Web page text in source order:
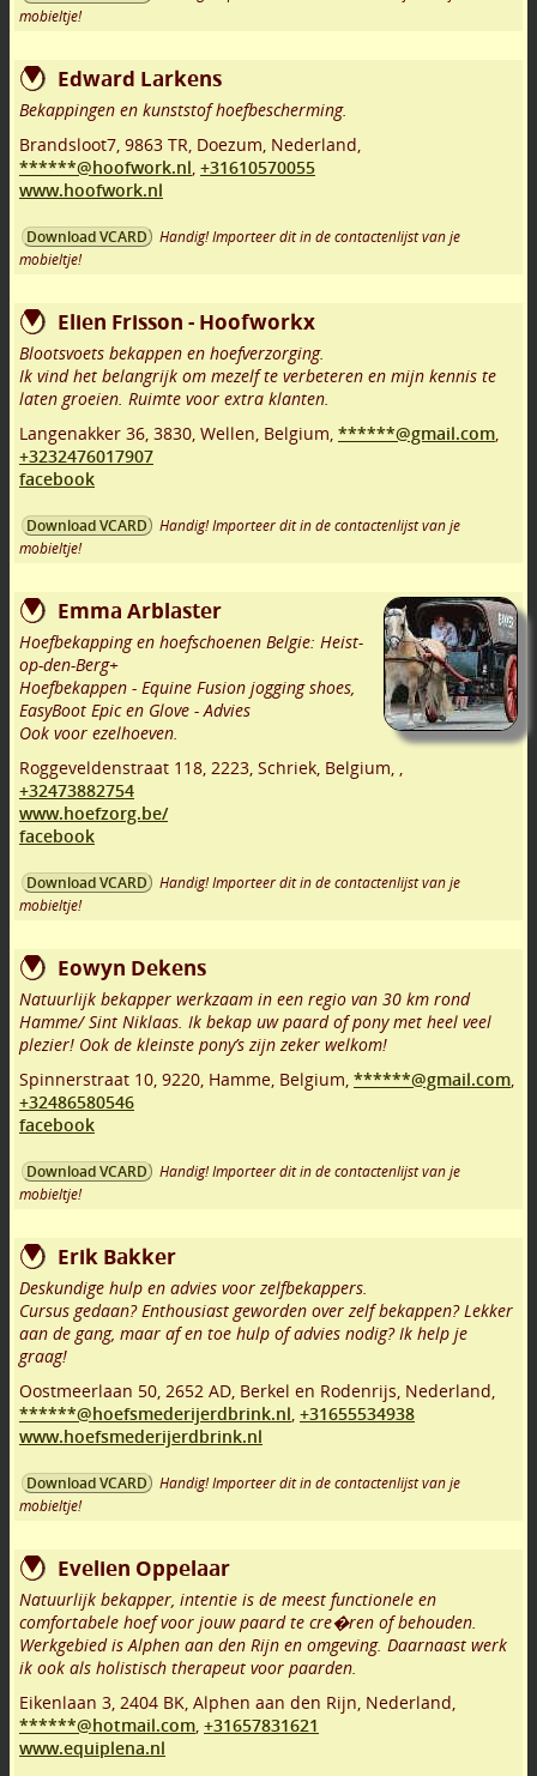
mobieltje!
Edward Larkens
Bekappingen en kunststof hoefbescherming.
Brandsloot7, 9863 TR, Doezum, Nederland,
******@hoofwork.nl, +31610570055
www.hoofwork.nl
Download VCARD
Handig! Importeer dit in de contactenlijst van je
mobieltje!
Elien Frisson - Hoofworkx
Blootsvoets bekappen en hoefverzorging.
Ik vind het belangrijk om mezelf te verbeteren en mijn kennis te
laten groeien. Ruimte voor extra klanten.
Langenakker 36, 3830, Wellen, Belgium, ******@gmail.com,
+3232476017907
facebook
Download VCARD
Handig! Importeer dit in de contactenlijst van je
mobieltje!
Emma Arblaster
Hoefbekapping en hoefschoenen Belgie: Heist-
op-den-Berg+
Hoefbekappen - Equine Fusion jogging shoes,
EasyBoot Epic en Glove - Advies
Ook voor ezelhoeven.
Roggeveldenstraat 118, 2223, Schriek, Belgium, ,
+32473882754
www.hoefzorg.be/
facebook
Download VCARD
Handig! Importeer dit in de contactenlijst van je
mobieltje!
Eowyn Dekens
Natuurlijk bekapper werkzaam in een regio van 30 km rond
Hamme/ Sint Niklaas. Ik bekap uw paard of pony met heel veel
plezier! Ook de kleinste pony’s zijn zeker welkom!
Spinnerstraat 10, 9220, Hamme, Belgium, ******@gmail.com,
+32486580546
facebook
Download VCARD
Handig! Importeer dit in de contactenlijst van je
mobieltje!
Erik Bakker
Deskundige hulp en advies voor zelfbekappers.
Cursus gedaan? Enthousiast geworden over zelf bekappen? Lekker
aan de gang, maar af en toe hulp of advies nodig? Ik help je
graag!
Oostmeerlaan 50, 2652 AD, Berkel en Rodenrijs, Nederland,
******@hoefsmederijerdbrink.nl, +31655534938
www.hoefsmederijerdbrink.nl
Download VCARD
Handig! Importeer dit in de contactenlijst van je
mobieltje!
Evelien Oppelaar
Natuurlijk bekapper, intentie is de meest functionele en
comfortabele hoef voor jouw paard te cre�ren of behouden.
Werkgebied is Alphen aan den Rijn en omgeving. Daarnaast werk
ik ook als holistisch therapeut voor paarden.
Eikenlaan 3, 2404 BK, Alphen aan den Rijn, Nederland,
******@hotmail.com, +31657831621
www.equiplena.nl